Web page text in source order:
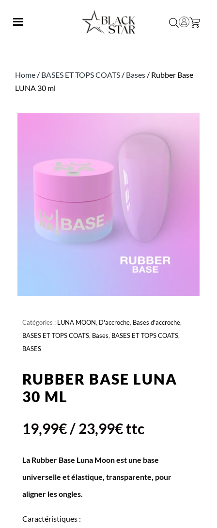
Home / BASES ET TOPS COATS / Bases / Rubber Base
LUNA 30 ml
Catégories : LUNA MOON, D'accroche, Bases d'accroche,
BASES ET TOPS COATS, Bases, BASES ET TOPS COATS,
BASES
RUBBER BASE LUNA
30 ML
19,99€/23,99€ttc
La Rubber Base Luna Moon est une base
universelle et élastique, transparente, pour
aligner les ongles.
Caractéristiques :